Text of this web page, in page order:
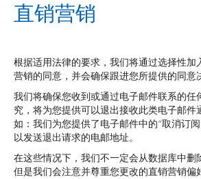
直销营销
根据适用法律的要求，我们将通过选择性加
营销的同意，并会确保跟进您所提供的同意
我们将确保您收到或通过电子邮件联系的任
究，将为您提供可以退出接收此类电子邮件
如：我们为您提供了电子邮件中的“取消订
以发送退出请求的电邮地址。
在这些情况下，我们不一定会从数据库中删
但是我们会注意并尊重您更改的直销营销偏